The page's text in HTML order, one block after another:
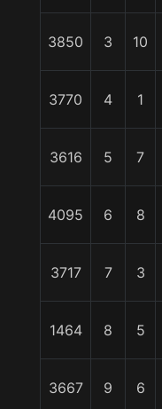
3850 3 10
3770 4 1
3616 5 7
4095 6 8
3717 7 3
1464 8 5
3667 9 6